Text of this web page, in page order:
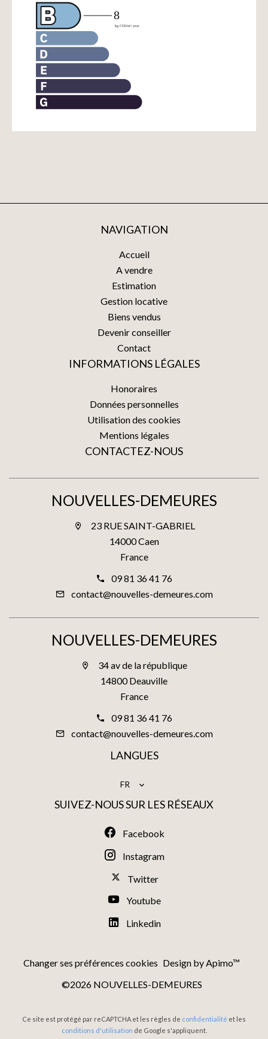
NAVIGATION
Accueil
A vendre
Estimation
Gestion locative
Biens vendus
Devenir conseiller
Contact
INFORMATIONS LÉGALES
Honoraires
Données personnelles
Utilisation des cookies
Mentions légales
CONTACTEZ-NOUS
NOUVELLES-DEMEURES
23 RUE SAINT-GABRIEL
14000 Caen
France
09 81 36 41 76
contact@nouvelles-demeures.com
NOUVELLES-DEMEURES
34 av de la république
14800 Deauville
France
09 81 36 41 76
contact@nouvelles-demeures.com
LANGUES
FR
SUIVEZ-NOUS SUR LES RÉSEAUX
Facebook
Instagram
Twitter
Youtube
Linkedin
Changer ses préférences cookies Design byApimo™
©2026 NOUVELLES-DEMEURES
Ce site est protégé par reCAPTCHA et les règles de confidentialité et les
conditions d'utilisation de Google s'appliquent.